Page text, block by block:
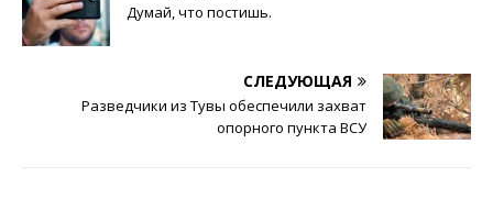
Думай, что постишь.
СЛЕДУЮЩАЯ
Разведчики из Тувы обеспечили захват
опорного пункта ВСУ